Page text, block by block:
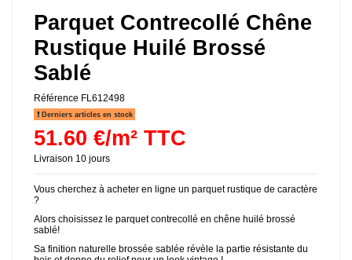
Parquet Contrecollé Chêne
Rustique Huilé Brossé
Sablé
Référence FL612498
Derniers articles en stock
51.60 €/m² TTC
Livraison 10 jours
Vous cherchez à acheter en ligne un parquet rustique de caractère
?
Alors choisissez le parquet contrecollé en chêne huilé brossé
sablé!
Sa finition naturelle brossée sablée révèle la partie résistante du